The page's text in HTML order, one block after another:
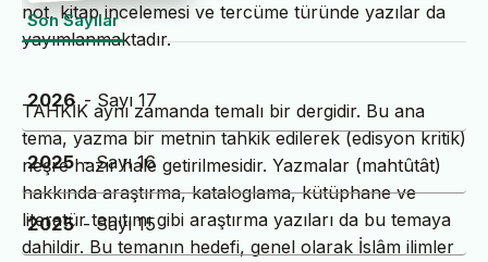
not, kitap incelemesi ve tercüme türünde yazılar da
yayımlanmaktadır.
TAHKİK aynı zamanda temalı bir dergidir. Bu ana
tema, yazma bir metnin tahkik edilerek (edisyon kritik)
neşre hazır hale getirilmesidir. Yazmalar (mahtûtât)
hakkında araştırma, kataloglama, kütüphane ve
literatür tanıtımı gibi araştırma yazıları da bu temaya
dahildir. Bu temanın hedefi, genel olarak İslâm ilimler
Son Sayılar
2026 - Sayı 17
2025 - Sayı 16
2025 - Sayı 15